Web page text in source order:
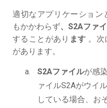
適切なアプリケーション
もかかわらず、S2Aファ
することがあり ます 。次
があります。
S2Aファイルが感
ァイルS2Aがウイ
している場合、お